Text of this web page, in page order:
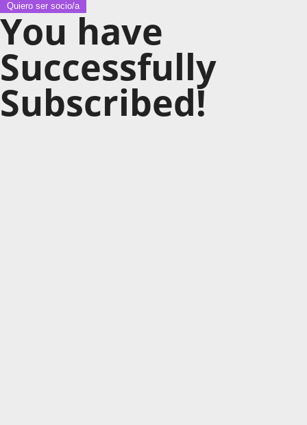
Quiero ser socio/a
You have
Successfully
Subscribed!